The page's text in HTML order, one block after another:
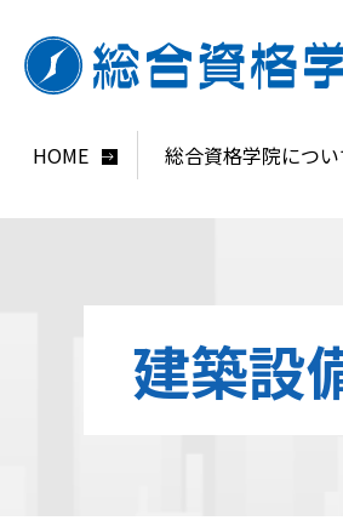
HOME 総合資格学院につい
建築設